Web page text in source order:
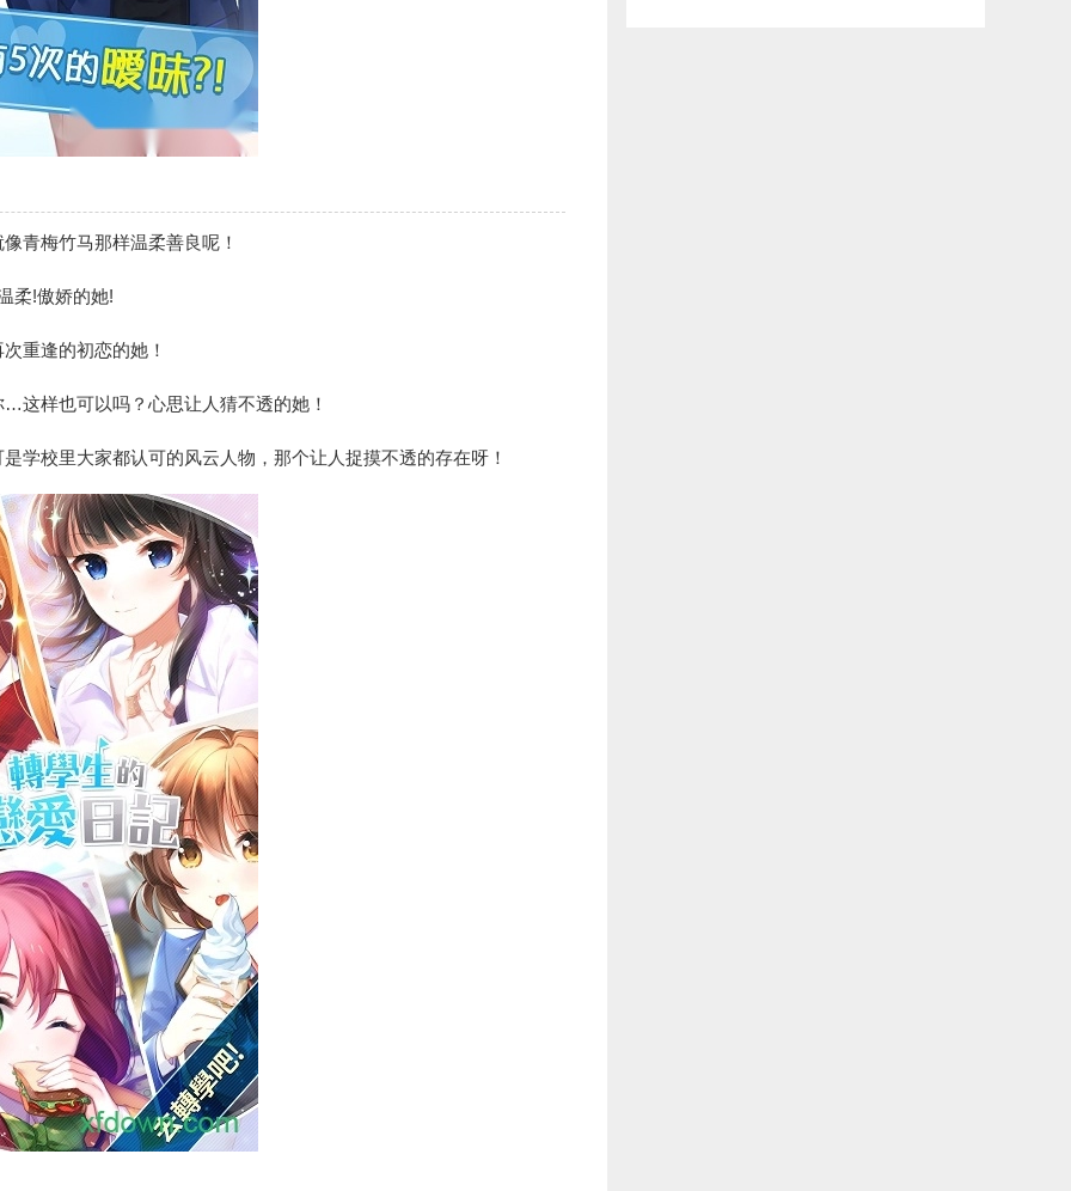
青梅竹马那样温柔善良呢！
柔!傲娇的她!
重逢的初恋的她！
这样也可以吗？心思让人猜不透的她！
学校里大家都认可的风云人物，那个让人捉摸不透的存在呀！